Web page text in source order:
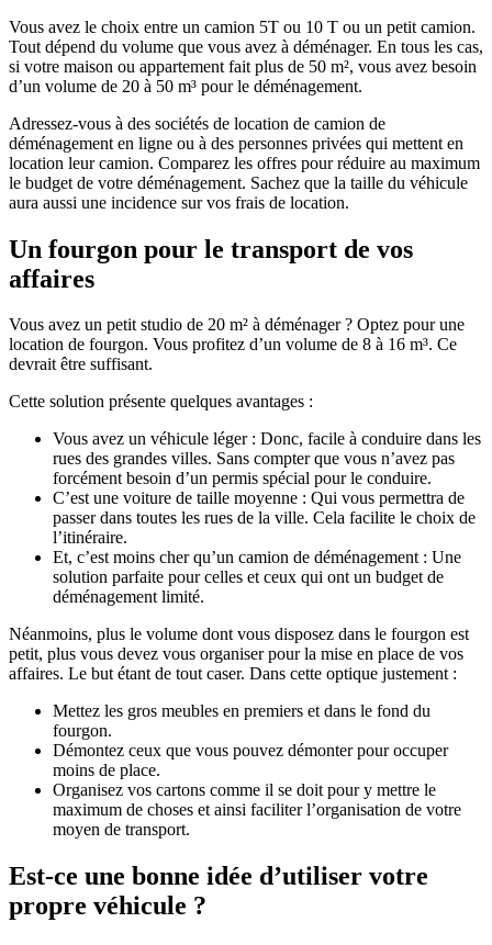
Vous avez le choix entre un camion 5T ou 10 T ou un petit camion.
Tout dépend du volume que vous avez à déménager. En tous les cas,
si votre maison ou appartement fait plus de 50 m², vous avez besoin
d’un volume de 20 à 50 m³ pour le déménagement.
Adressez-vous à des sociétés de location de camion de
déménagement en ligne ou à des personnes privées qui mettent en
location leur camion. Comparez les offres pour réduire au maximum
le budget de votre déménagement. Sachez que la taille du véhicule
aura aussi une incidence sur vos frais de location.
Un fourgon pour le transport de vos
affaires
Vous avez un petit studio de 20 m² à déménager ? Optez pour une
location de fourgon. Vous profitez d’un volume de 8 à 16 m³. Ce
devrait être suffisant.
Cette solution présente quelques avantages :
Vous avez un véhicule léger : Donc, facile à conduire dans les
rues des grandes villes. Sans compter que vous n’avez pas
forcément besoin d’un permis spécial pour le conduire.
C’est une voiture de taille moyenne : Qui vous permettra de
passer dans toutes les rues de la ville. Cela facilite le choix de
l’itinéraire.
Et, c’est moins cher qu’un camion de déménagement : Une
solution parfaite pour celles et ceux qui ont un budget de
déménagement limité.
Néanmoins, plus le volume dont vous disposez dans le fourgon est
petit, plus vous devez vous organiser pour la mise en place de vos
affaires. Le but étant de tout caser. Dans cette optique justement :
Mettez les gros meubles en premiers et dans le fond du
fourgon.
Démontez ceux que vous pouvez démonter pour occuper
moins de place.
Organisez vos cartons comme il se doit pour y mettre le
maximum de choses et ainsi faciliter l’organisation de votre
moyen de transport.
Est-ce une bonne idée d’utiliser votre
propre véhicule ?